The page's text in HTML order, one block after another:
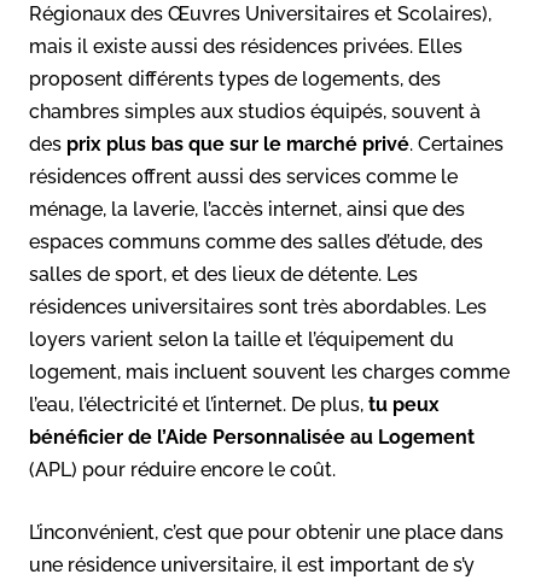
Régionaux des Œuvres Universitaires et Scolaires),
mais il existe aussi des résidences privées. Elles
proposent différents types de logements, des
chambres simples aux studios équipés, souvent à
des prix plus bas que sur le marché privé. Certaines
résidences offrent aussi des services comme le
ménage, la laverie, l’accès internet, ainsi que des
espaces communs comme des salles d’étude, des
salles de sport, et des lieux de détente. Les
résidences universitaires sont très abordables. Les
loyers varient selon la taille et l’équipement du
logement, mais incluent souvent les charges comme
l’eau, l’électricité et l’internet. De plus, tu peux
bénéficier de l’Aide Personnalisée au Logement
(APL) pour réduire encore le coût.
L’inconvénient, c’est que pour obtenir une place dans
une résidence universitaire, il est important de s’y